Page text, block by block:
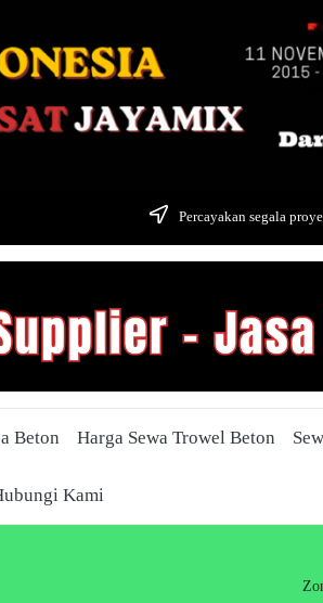
Percayakan segala
Beton Harga Sewa Trowel Beton
Kami